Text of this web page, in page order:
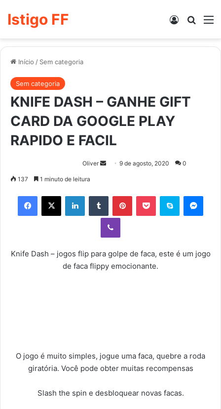
Istigo FF Entrar
Início / Sem categoria
Sem categoria
KNIFE DASH – GANHE GIFT
CARD DA GOOGLE PLAY
RAPIDO E FACIL
Oliver
Mande
mail
9 de agosto, 2020 0
137 1 minuto de leitura
Facebook
X LinkedinTumblr PinterestPocket Skype
Viber
Knife Dash – jogos flip para golpe de faca, este é um jogo
de faca flippy emocionante.
O jogo é muito simples, jogue uma faca, quebre a roda
giratória. Você pode obter muitas recompensas
Slash the spin e desbloquear novas facas.